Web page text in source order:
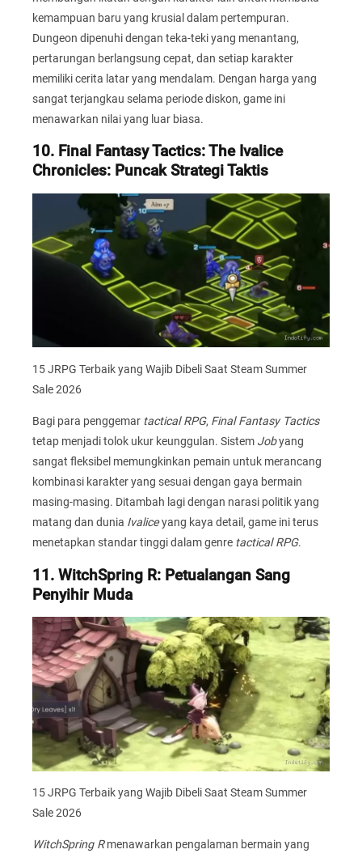
kemampuan baru yang krusial dalam pertempuran.
Dungeon dipenuhi dengan teka-teki yang menantang,
pertarungan berlangsung cepat, dan setiap karakter
memiliki cerita latar yang mendalam. Dengan harga yang
sangat terjangkau selama periode diskon, game ini
menawarkan nilai yang luar biasa.
10. Final Fantasy Tactics: The Ivalice
Chronicles: Puncak Strategi Taktis
15 JRPG Terbaik yang Wajib Dibeli Saat Steam Summer
Sale 2026
Bagi para penggemar tactical RPG, Final Fantasy Tactics
tetap menjadi tolok ukur keunggulan. Sistem Jobyang
sangat fleksibel memungkinkan pemain untuk merancang
kombinasi karakter yang sesuai dengan gaya bermain
masing-masing. Ditambah lagi dengan narasi politik yang
matang dan dunia Ivaliceyang kaya detail, game ini terus
menetapkan standar tinggi dalam genre tactical RPG.
11. WitchSpring R: Petualangan Sang
Penyihir Muda
15 JRPG Terbaik yang Wajib Dibeli Saat Steam Summer
Sale 2026
WitchSpring Rmenawarkan pengalaman bermain yang